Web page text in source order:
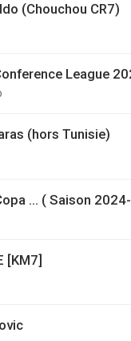
(Chouchou CR7)
League
(hors Tunisie)
... ( Saison
[KM7]